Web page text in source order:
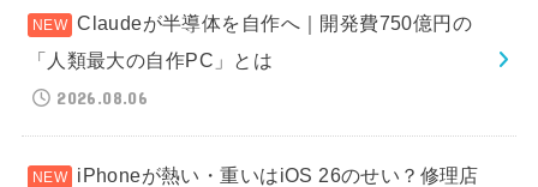
Claudeが半導体を自作へ｜開発費750億円の
「人類最大の自作PC」とは
2026.08.06
iPhoneが熱い・重いはiOS 26のせい？修理店